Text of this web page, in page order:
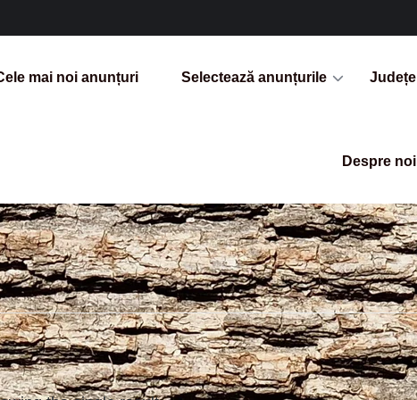
mai noi anunțuri Selectează anunțurile Județe
Despre noi